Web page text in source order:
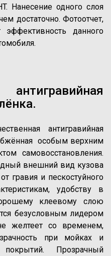
Нанесение одного слоя
достаточно. Фотоотчет,
данного
антигравийная
особым верхним
самовосстановления.
внешний вид кузова
гравия и пескостуйного
удобству в
клеевому слою
безусловным лидером
желтеет со временем,
при мойках и
Прозрачный